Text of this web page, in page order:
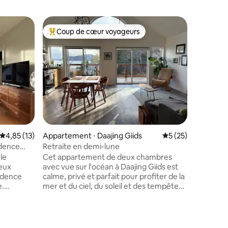
: 4,98 sur 5
Évaluation moyenne sur la base de 13 commentaires : 4,85 sur 5
4,85 (13)
Coups de cœur voyageurs les plus appréciés
Coup de cœur voyageurs
Appartement ⋅ Daajing Giids Évaluation
5 (25)
Retraite en demi-lune
Cet appartement de deux chambres
avec vue sur l'océan à Daajing Giids est
calme, privé et parfait pour profiter de la
mer et du ciel, du soleil et des tempêtes